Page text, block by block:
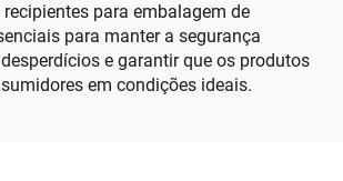
para embalagem de
para manter a segurança
e garantir que os produtos
em condições ideais.